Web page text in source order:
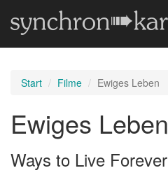
Start Filme Ewiges Leben
Ewiges Leben
Ways to Live Forever